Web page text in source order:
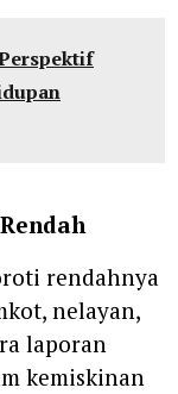
rendahnya
nelayan,
laporan
kemiskinan